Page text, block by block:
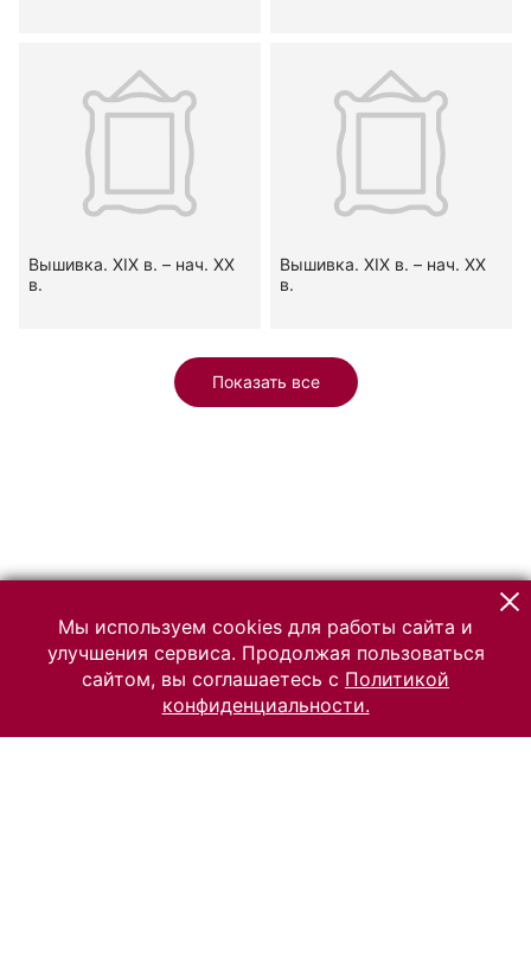
Вышивка. XIX в. – нач. XX
в.
Вышивка. XIX в. – нач. XX
в.
Показать все
Мы используем cookies для работы сайта и
улучшения сервиса. Продолжая пользоваться
сайтом, вы соглашаетесь с Политикой
конфиденциальности.